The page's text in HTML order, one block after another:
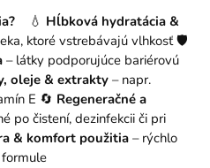
💧 Hĺbková hydratácia &
ktoré vstrebávajú vlhkosť🛡️
– látky podporujúce bariérovú
oleje & extrakty– napr.
E 🔄 Regeneračné a
po čistení, dezinfekcii či pri
& komfort použitia– rýchlo